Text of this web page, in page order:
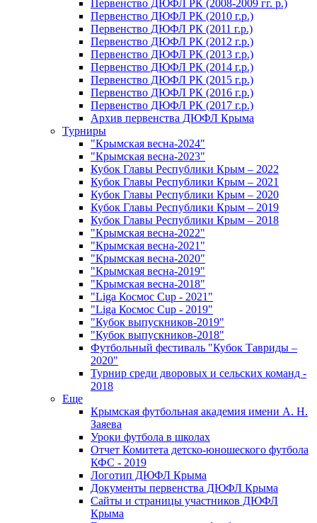
Первенство ДЮФЛ РК (2008-2009 гг. р.)
Первенство ДЮФЛ РК (2010 г.р.)
Первенство ДЮФЛ РК (2011 г.р.)
Первенство ДЮФЛ РК (2012 г.р.)
Первенство ДЮФЛ РК (2013 г.р.)
Первенство ДЮФЛ РК (2014 г.р.)
Первенство ДЮФЛ РК (2015 г.р.)
Первенство ДЮФЛ РК (2016 г.р.)
Первенство ДЮФЛ РК (2017 г.р.)
Архив первенства ДЮФЛ Крыма
Турниры
"Крымская весна-2024"
"Крымская весна-2023"
Кубок Главы Республики Крым – 2022
Кубок Главы Республики Крым – 2021
Кубок Главы Республики Крым – 2020
Кубок Главы Республики Крым – 2019
Кубок Главы Республики Крым – 2018
"Крымская весна-2022"
"Крымская весна-2021"
"Крымская весна-2020"
"Крымская весна-2019"
"Крымская весна-2018"
"Liga Космос Cup - 2021"
"Liga Космос Cup - 2019"
"Кубок выпускников-2019"
"Кубок выпускников-2018"
Футбольный фестиваль "Кубок Тавриды –
2020"
Турнир среди дворовых и сельских команд -
2018
Еще
Крымская футбольная академия имени А. Н.
Заяева
Уроки футбола в школах
Отчет Комитета детско-юношеского футбола
КФС - 2019
Логотип ДЮФЛ Крыма
Документы первенства ДЮФЛ Крыма
Сайты и страницы участников ДЮФЛ
Крыма